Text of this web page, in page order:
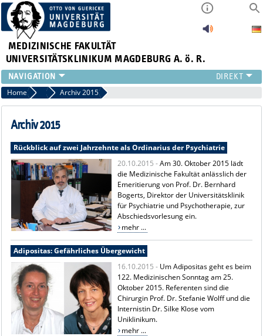
MEDIZINISCHE FAKULTÄT
UNIVERSITÄTSKLINIKUM MAGDEBURG A. ö. R.
INSTITUTE
KLINIKEN
ZENTRALE EINRICHTUNGEN
PRESSE
ÜBER UNS
INTERNATIONAL
INTRANET
Home Archiv Pressemitteilungen
Archiv 2015
Archiv 2015
Rückblick auf zwei Jahrzehnte als Ordinarius der Psychiatrie
20.10.2015 -Am 30. Oktober 2015 lädt
die Medizinische Fakultät anlässlich der
Emeritierung von Prof. Dr. Bernhard
Bogerts, Direktor der Universitätsklinik
für Psychiatrie und Psychotherapie, zur
Abschiedsvorlesung ein.
mehr ...
Adipositas: Gefährliches Übergewicht
16.10.2015 - Um Adipositas geht es beim
122. Medizinischen Sonntag am 25.
Oktober 2015. Referenten sind die
Chirurgin Prof. Dr. Stefanie Wolff und die
Internistin Dr. Silke Klose vom
Uniklinikum.
mehr ...